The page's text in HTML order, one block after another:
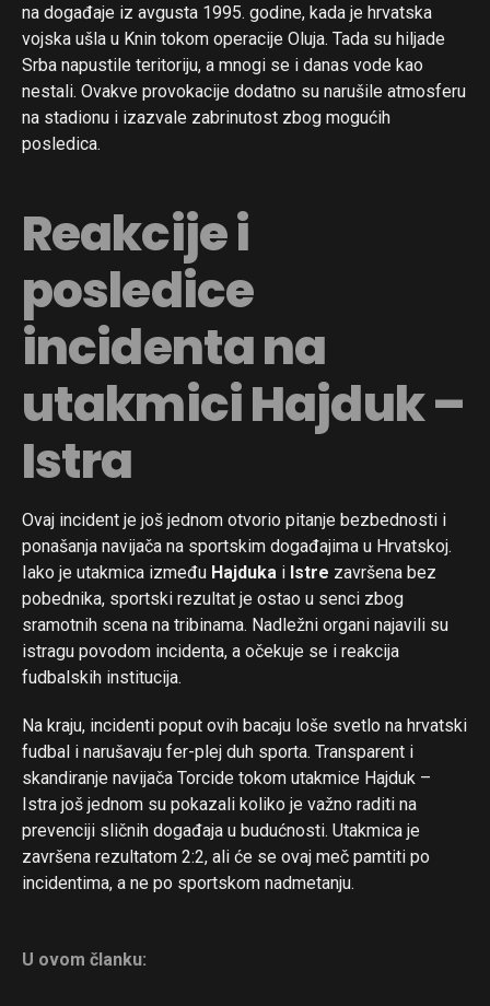
na događaje iz avgusta 1995. godine, kada je hrvatska
vojska ušla u Knin tokom operacije Oluja. Tada su hiljade
Srba napustile teritoriju, a mnogi se i danas vode kao
nestali. Ovakve provokacije dodatno su narušile atmosferu
na stadionu i izazvale zabrinutost zbog mogućih
posledica.
Reakcije i
posledice
incidenta na
utakmici Hajduk –
Istra
Ovaj incident je još jednom otvorio pitanje bezbednosti i
ponašanja navijača na sportskim događajima u Hrvatskoj.
Iako je utakmica između Hajduka i Istre završena bez
pobednika, sportski rezultat je ostao u senci zbog
sramotnih scena na tribinama. Nadležni organi najavili su
istragu povodom incidenta, a očekuje se i reakcija
fudbalskih institucija.
Na kraju, incidenti poput ovih bacaju loše svetlo na hrvatski
fudbal i narušavaju fer-plej duh sporta. Transparent i
skandiranje navijača Torcide tokom utakmice Hajduk –
Istra još jednom su pokazali koliko je važno raditi na
prevenciji sličnih događaja u budućnosti. Utakmica je
završena rezultatom 2:2, ali će se ovaj meč pamtiti po
incidentima, a ne po sportskom nadmetanju.
U ovom članku: